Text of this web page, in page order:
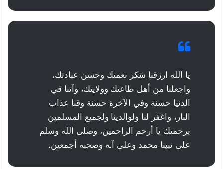
يا الله ارزقنا شكر نعمتك وحسن عبادتك،
واجعلنا من أهل طاعتك وولايتك، وآتنا في
الدنيا حسنة وفي الآخرة حسنة وقنا عذاب
النار، واغفر لنا ولوالدينا ولجميع المسلمين
برحمتك يا أرحم الراحمين، وصلى الله وسلم
على نبينا محمد وعلى آله وصحبه أجمعين.